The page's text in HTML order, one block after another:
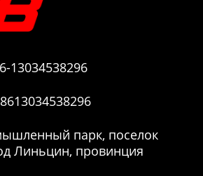
13034538296
парк, поселок
Линьцин, провинция